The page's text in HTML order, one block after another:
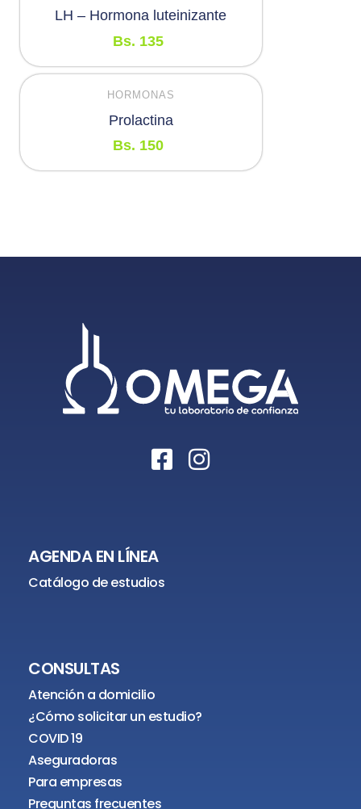
LH – Hormona luteinizante
Bs. 135
HORMONAS
Prolactina
Bs. 150
AGENDA EN LÍNEA
Catálogo de estudios
CONSULTAS
Atención a domicilio
¿Cómo solicitar un estudio?
COVID 19
Aseguradoras
Para empresas
Preguntas frecuentes